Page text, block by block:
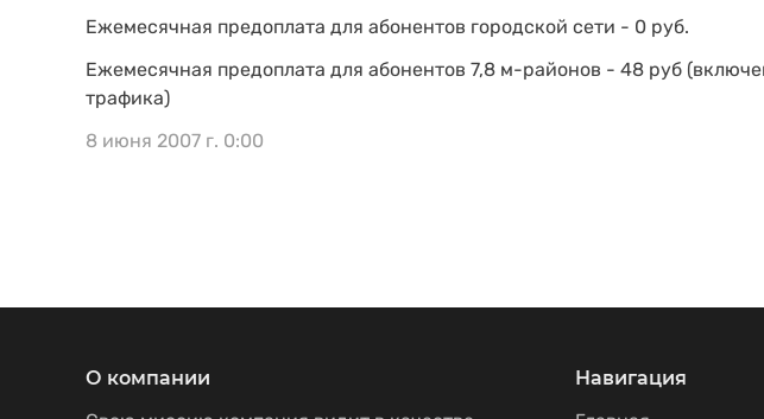
Ежемесячная предоплата для абонентов городской сети - 0 руб.
Ежемесячная предоплата для абонентов 7,8 м-районов - 48 руб
трафика)
8 июня 2007 г. 0:00
О компании
Навигация